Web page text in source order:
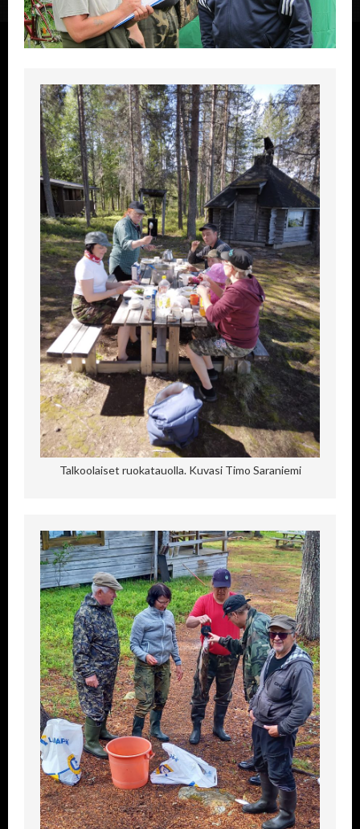
Talkoolaiset ruokatauolla. Kuvasi Timo Saraniemi